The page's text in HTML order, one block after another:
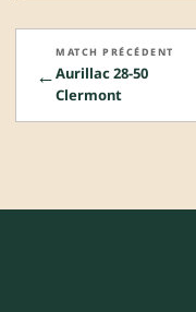
←
MATCH PRÉCÉDENT
Aurillac 28-50
Clermont